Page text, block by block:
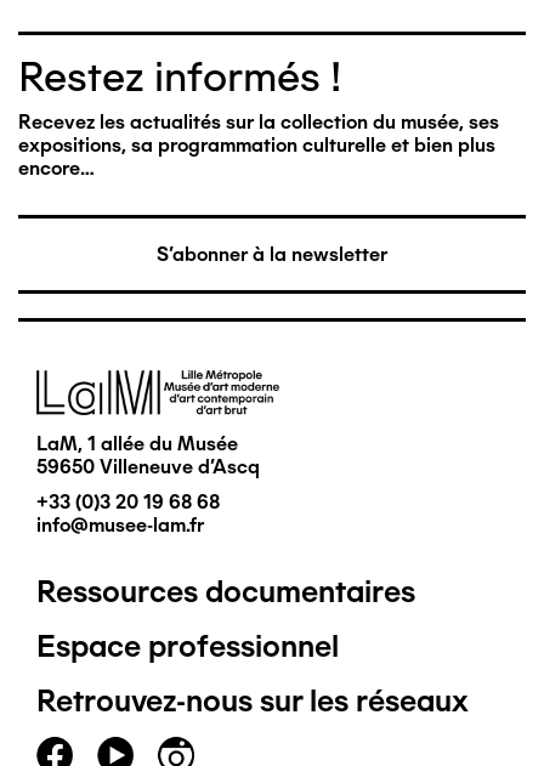
Restez informés !
Recevez les actualités sur la collection du musée, ses
expositions, sa programmation culturelle et bien plus
encore…
S'abonner à la newsletter
Image
LaM, 1 allée du Musée
59650 Villeneuve d'Ascq
+33 (0)3 20 19 68 68
info@musee-lam.fr
Pied
de
page
Ressources documentaires
Espace professionnel
Retrouvez-nous sur les réseaux